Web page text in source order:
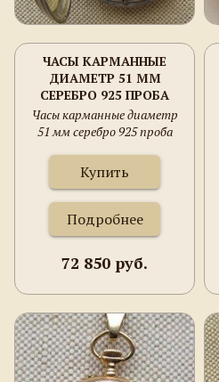
ЧАСЫ КАРМАННЫЕ
ДИАМЕТР 51 ММ
СЕРЕБРО 925 ПРОБА
АНГЛИЯ ЛОНДОН 1897Г,
БАЛАНС НА РУБИНЕ
Часы карманные диаметр
51 мм серебро 925 проба
на рубине
Купить
Подробнее
72 850 руб.